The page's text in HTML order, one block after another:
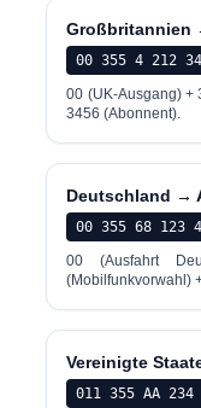
Großbritannien
00 355 4 212
00 (UK-Ausgang) +
3456 (Abonnent).
Deutschland →
00 355 68 123
00 (Ausfahrt
(Mobilfunkvorwahl)
Vereinigte
011 355 AA 234